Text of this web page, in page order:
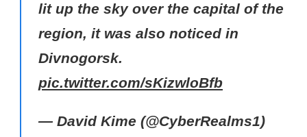
lit up the sky over the capital of the
region, it was also noticed in
Divnogorsk.
pic.twitter.com/sKizwloBfb
— David Kime (@CyberRealms1)